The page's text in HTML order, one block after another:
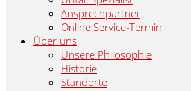
Ansprechpartner
Online Service-Termin
Über uns
Unsere Philosophie
Historie
Standorte